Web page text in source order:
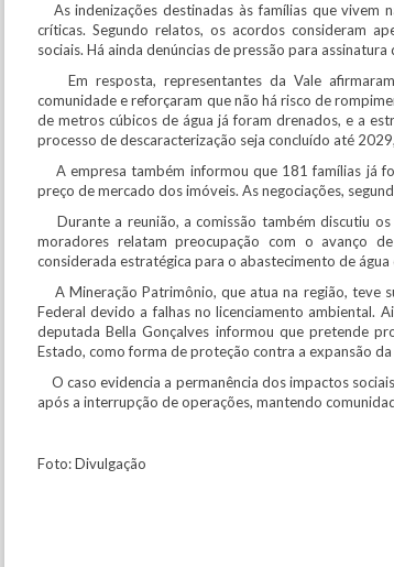
As indenizações destinadas às famílias que vivem
críticas. Segundo relatos, os acordos consideram
sociais. Há ainda denúncias de pressão para
Em resposta, representantes da Vale
comunidade e reforçaram que não há risco de
de metros cúbicos de água já foram drenados, e a
processo de descaracterização seja concluído até
A empresa também informou que 181 famílias já
preço de mercado dos imóveis. As negociações,
Durante a reunião, a comissão também discutiu
moradores relatam preocupação com o avanço
considerada estratégica para o abastecimento de água
A Mineração Patrimônio, que atua na região, teve
Federal devido a falhas no licenciamento ambiental.
deputada Bella Gonçalves informou que pretende
Estado, como forma de proteção contra a expansão da
O caso evidencia a permanência dos impactos
após a interrupção de operações, mantendo
Foto: Divulgação